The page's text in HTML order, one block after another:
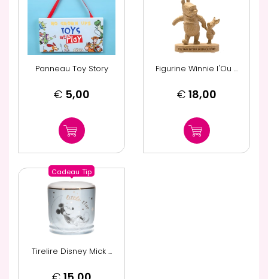
Panneau Toy Story
€ 5,00
Figurine Winnie l'Ou ...
€ 18,00
Cadeau Tip
Tirelire Disney Mick ...